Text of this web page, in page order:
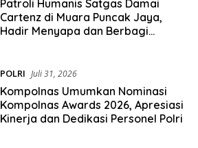
Patroli Humanis Satgas Damai
Cartenz di Muara Puncak Jaya,
Hadir Menyapa dan Berbagi
POLRI Juli 31, 2026
Kompolnas Umumkan Nominasi
Kompolnas Awards 2026, Apresiasi
Kinerja dan Dedikasi Personel Polri